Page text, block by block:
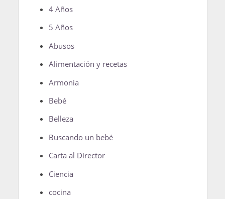
4 Años
5 Años
Abusos
Alimentación y recetas
Armonia
Bebé
Belleza
Buscando un bebé
Carta al Director
Ciencia
cocina